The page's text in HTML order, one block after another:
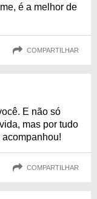
é a melhor de
COMPARTILHAR
E não só
mas por tudo
COMPARTILHAR